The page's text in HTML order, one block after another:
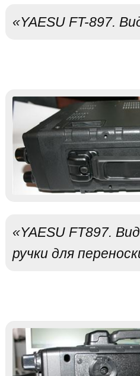
«YAESU FT-897.
«YAESU FT897.
ручки для